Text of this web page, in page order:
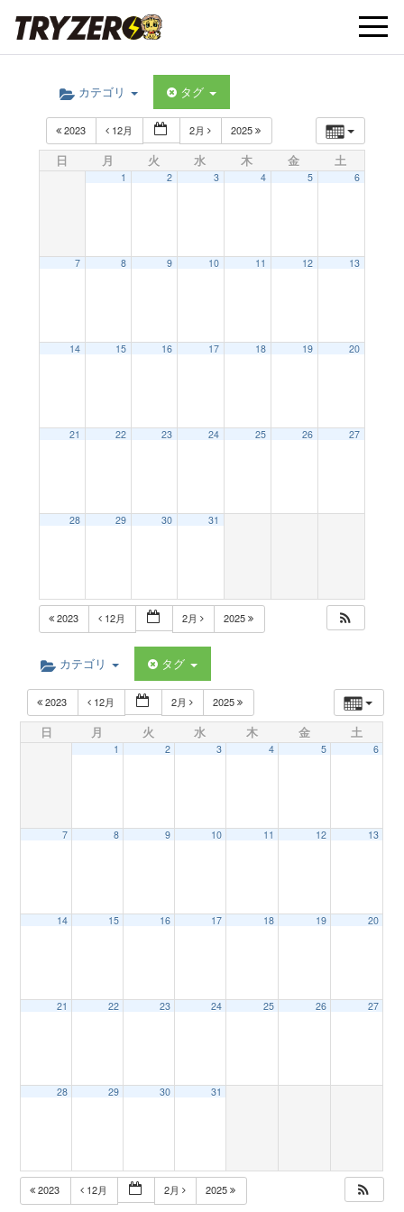
t
t
i
カテゴリ タグ
2023 12月 2月 2025
日 月 火 水 木 金 土
1 2 3 4 5 6
7 8 9 10 11 12 13
14 15 16 17 18 19 20
21 22 23 24 25 26 27
28 29 30 31
2023 12月 2月 2025
カテゴリ タグ
2023 12月 2月 2025
日 月 火 水 木 金 土
1 2 3 4 5 6
7 8 9 10 11 12 13
14 15 16 17 18 19 20
21 22 23 24 25 26 27
28 29 30 31
2023 12月 2月 2025